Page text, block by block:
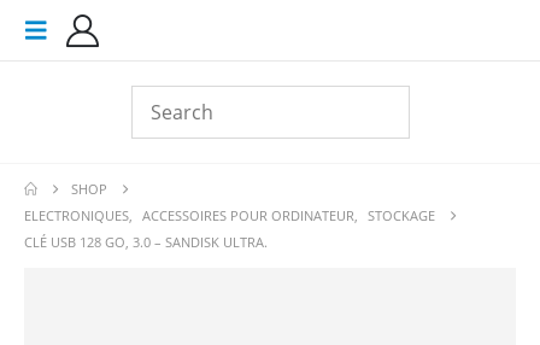
SHOP
ELECTRONIQUES, ACCESSOIRES POUR ORDINATEUR, STOCKAGE
CLÉ USB 128 GO, 3.0 – SANDISK ULTRA.